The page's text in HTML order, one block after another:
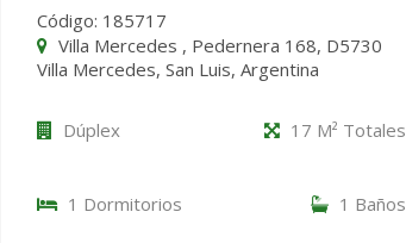
Código: 185717
Villa Mercedes , Pedernera 168, D5730
Villa Mercedes, San Luis, Argentina
Dúplex 17 M² Totales
1 Dormitorios 1 Baños